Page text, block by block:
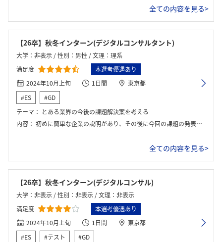
全ての内容を見る>
【26卒】秋冬インターン(デジタルコンサルタント)
大学：非表示 / 性別：男性 / 文理：理系
満足度
本選考優遇あり
2024年10月上旬
1日間
東京都
#ES
#GD
テーマ： とある業界の今後の課題解決案を考える
内容： 初めに簡単な企業の説明があり、その後に今回の課題の発表がされた。課題への取り組み方が教えられ、その後はグループごとの作業に移った。社員が一人ついているため、質問がある場合にはいつでも聞くことができる。情報収集や施策を考え、最後に発表に向けて準備をする。
全ての内容を見る>
【26卒】秋冬インターン(デジタルコンサル)
大学：非表示 / 性別：非表示 / 文理：非表示
満足度
本選考優遇あり
2024年10月上旬
1日間
東京都
#ES
#テスト
#GD